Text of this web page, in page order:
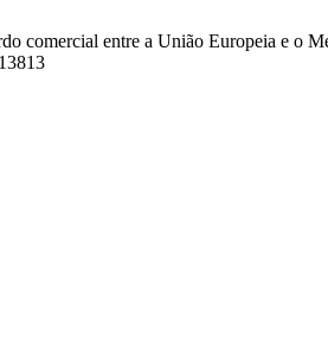
comercial entre a União Europeia e